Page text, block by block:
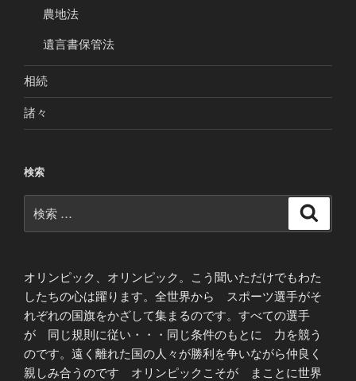
農地法
遺言書保管法
相続
諸々
検索
索:
オリンピック、オリンピック。こう聞いただけでもわた
したちの心は躍ります。全世界から スポーツ選手がそ
れぞれの国旗をかざして集まるのです。すべての選手
が 同じ規則に従い・・・同じ条件のもとに 力を競う
のです。遠く離れた国の人々が勝利を争いながら仲良く
親しみ合うのです オリンピックこそが まことに世界